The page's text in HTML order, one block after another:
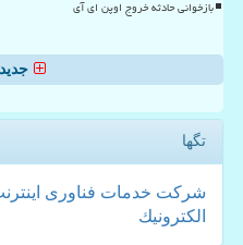
بازخوانی حادثه خروج اوپن ای آی
تگها
شركت خدمات فناوری
الكترونیك